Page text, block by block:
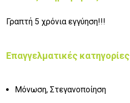
Γραπτή 5 χρόνια εγγύηση!!!
Επαγγελματικές κατηγορίες
Μόνωση, Στεγανοποίηση